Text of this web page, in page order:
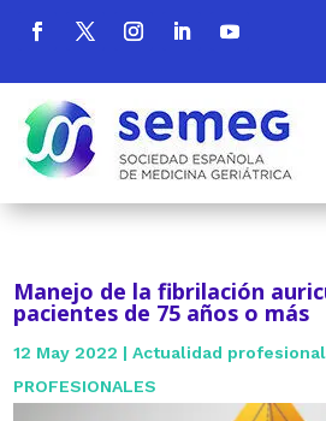
Manejo de la fibrilación
pacientes de 75 años o más
12 May 2022 |Actualidad
PROFESIONALES